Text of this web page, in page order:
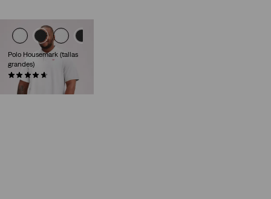
Polo Housemark (tallas
grandes)
45,00 €